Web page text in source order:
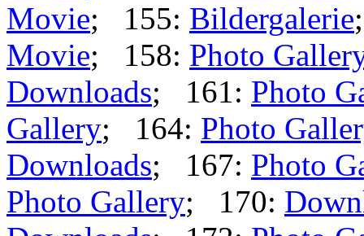
Movie; 155: Bildergalerie
Movie; 158: Photo
Downloads; 161: Photo
Gallery; 164: Photo
Downloads; 167: Photo
Photo Gallery; 170: